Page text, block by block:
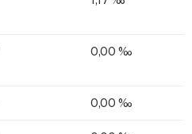
0,00 ‰
0,00 ‰